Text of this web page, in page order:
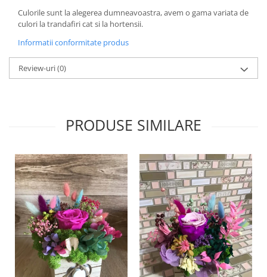
Culorile sunt la alegerea dumneavoastra, avem o gama variata de
culori la trandafiri cat si la hortensii.
Informatii conformitate produs
Review-uri(0)
PRODUSE SIMILARE